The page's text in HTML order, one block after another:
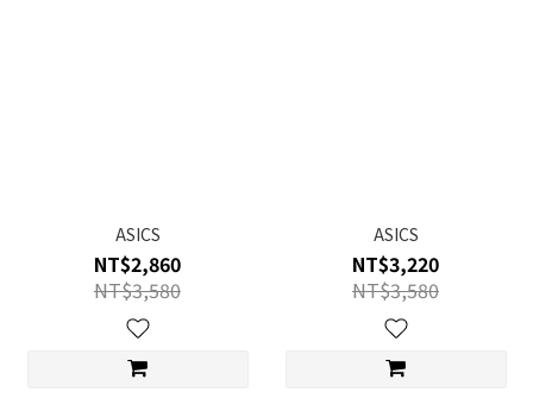
ASICS
NT$2,860
NT$3,580
ASICS
NT$3,220
NT$3,580